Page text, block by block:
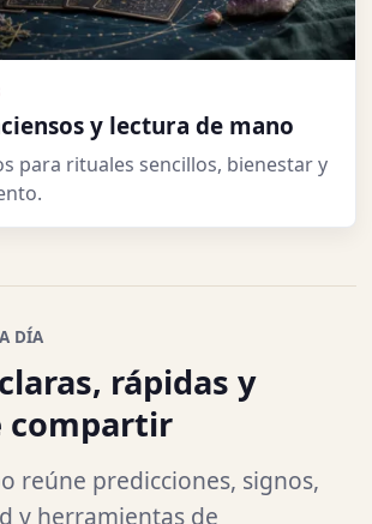
y lectura de mano
para rituales sencillos, bienestar y
DÍA
rápidas y
compartir
reúne predicciones, signos,
y herramientas de